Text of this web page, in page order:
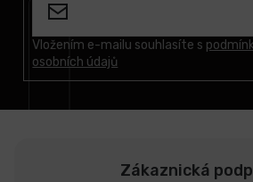
Vložením e-mailu souhlasíte s
osobních údajů
Zákaznická